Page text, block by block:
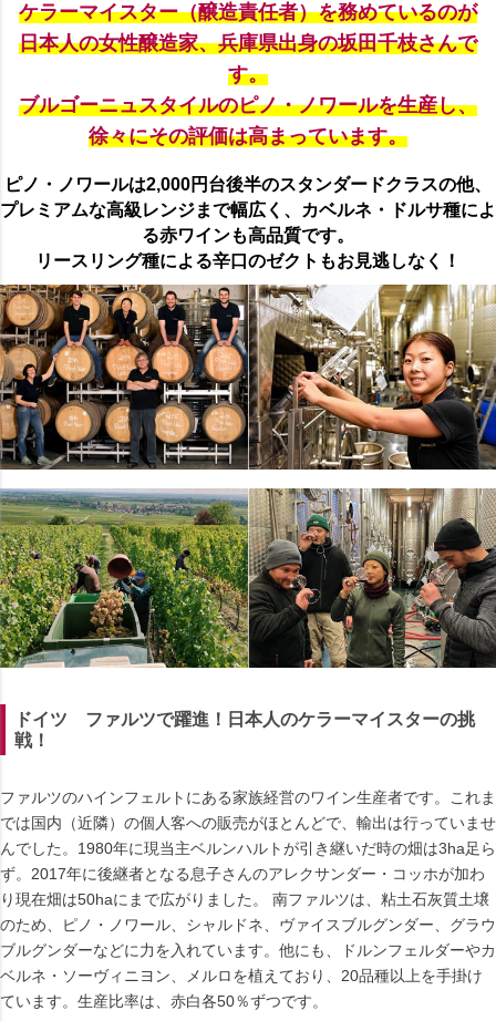
ケラーマイスター（醸造責任者）を務めているのが
日本人の女性醸造家、兵庫県出身の坂田千枝さんで
す。
ブルゴーニュスタイルのピノ・ノワールを生産し、
徐々にその評価は高まっています。
ピノ・ノワールは2,000円台後半のスタンダードクラスの他、
プレミアムな高級レンジまで幅広く、カベルネ・ドルサ種によ
る赤ワインも高品質です。
リースリング種による辛口のゼクトもお見逃しなく！
ドイツ ファルツで躍進！日本人のケラーマイスターの挑
戦！
ファルツのハインフェルトにある家族経営のワイン生産者です。これま
では国内（近隣）の個人客への販売がほとんどで、輸出は行っていませ
んでした。1980年に現当主ベルンハルトが引き継いだ時の畑は3ha足ら
ず。2017年に後継者となる息子さんのアレクサンダー・コッホが加わ
り現在畑は50haにまで広がりました。 南ファルツは、粘土石灰質土壌
のため、ピノ・ノワール、シャルドネ、ヴァイスブルグンダー、グラウ
ブルグンダーなどに力を入れています。他にも、ドルンフェルダーやカ
ベルネ・ソーヴィニヨン、メルロを植えており、20品種以上を手掛け
ています。生産比率は、赤白各50％ずつです。